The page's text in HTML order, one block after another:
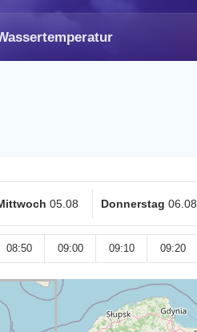
05.08 Donnerstag 06.08
08:50 09:00 09:10 09:20